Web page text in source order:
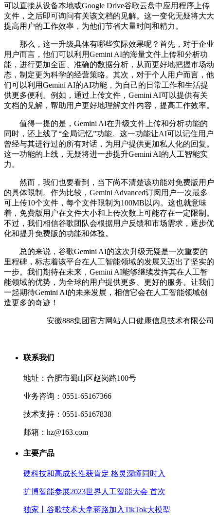
可以直接从设备本地或Google Drive谷歌云盘中应用程序上传
文件，之后即可询问有关该文档的见解。这一变化无疑将大大
提高用户的工作效率，为他们节省大量时间和精力。
那么，这一升级具体有哪些实际效果呢？首先，对于企业
用户而言，他们可以利用Gemini AI的海量文件上传和分析功
能，进行更加全面、准确的数据分析，从而更好地把握市场动
态，制定更为科学的经营策略。其次，对于个人用户而言，他
们可以利用Gemini AI的AI功能，为自己的日常工作和生活提
供更多便利。例如，通过上传文件，Gemini AI可以提供有关
文档的见解，帮助用户更好地理解文件内容，提高工作效率。
值得一提的是，Gemini AI在升级文件上传和分析功能的
同时，还上线了“全局记忆”功能。这一功能让AI可以记住用户
曾经与其进行过的所有对话，为用户提供更加私人化的回复。
这一功能的上线，无疑将进一步提升Gemini AI的人工智能实
力。
然而，我们也要看到，当下尚不清楚该功能对免费版用户
的具体限制。作为比较，Gemini Advanced订阅用户一次最多
可上传10个文件，每个文件限制为100MB以内。这也就意味
着，免费版用户在文件大小和上传次数上可能存在一定限制。
不过，我们相信谷歌团队会根据用户反馈和市场需求，逐步优
化和提升免费版的功能和体验。
总的来说，谷歌Gemini AI的这次升级无疑是一次重要的
里程碑，标志着该平台在人工智能领域的发展又迈出了坚实的
一步。我们期待在未来，Gemini AI能够继续发挥其在人工智
能领域的优势，为全球的用户提供更多、更好的服务。让我们
一起期待Gemini AI的未来发展，相信它会在人工智能领域创
造更多的奇迹！
安徽888集团官方网站人口健康信息技术有限公司
联系我们
地址：合肥市蜀山区赵岗路100号
业务咨询：0551-65167366
技术支持：0551-65167838
邮箱：hz@163.com
主要产品
硬科技和高成长性获肯定 格灵深瞳同时入
扩博智能参展2023世界人工智能大会 首次
独家丨谷歌技术大拿蒋路加入TikTok大模型